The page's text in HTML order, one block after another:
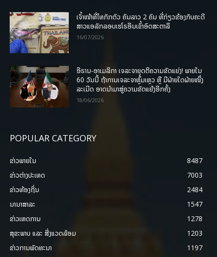
ເຈົ້າໜ້າທີ່ໄທກັກຕົວ ຄົນລາວ 2 ຄົນ ທີ່ກ່ຽວຂ້ອງກັບຄະດີ
ສາວແອລັກລອບເຮໂຣອີນເຂົ້າອົດສະຕາລີ
16/07/2026
ອີຣານ-ອາເມລິກາ ເຈລະຈາຍຸດຕິຄວາມຂັດແຍ່ງ! ພາຍໃນ
60 ວັນນີ້ ຖ້າການເຈລະຈາຫຼົ້ມເຫຼວ ຫຼື ມີຝ່າຍໃດຝ່າຍໜຶ່ງ
ລະເມີດ ອາດນໍາມາສູ່ຄວາມຂັດແຍ້ງອີກຄັ້ງ
18/06/2026
POPULAR CATEGORY
ຂ່າວພາຍ​ໃນ
8487
ຂ່າວຕ່າງປະເທດ
7003
ຂ່າວທ້ອງຖິ່ນ
2484
ນານາສາລະ
1547
ຂ່າວເຫດການ
1278
ສຸຂະພາບ ແລະ ສີ່ງແວດລ້ອມ
1203
ຂ່າວການພັດທະນາ
1197